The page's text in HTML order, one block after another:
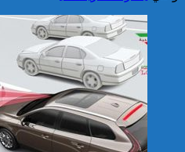
إجهاض عملية للتهريب الدولي